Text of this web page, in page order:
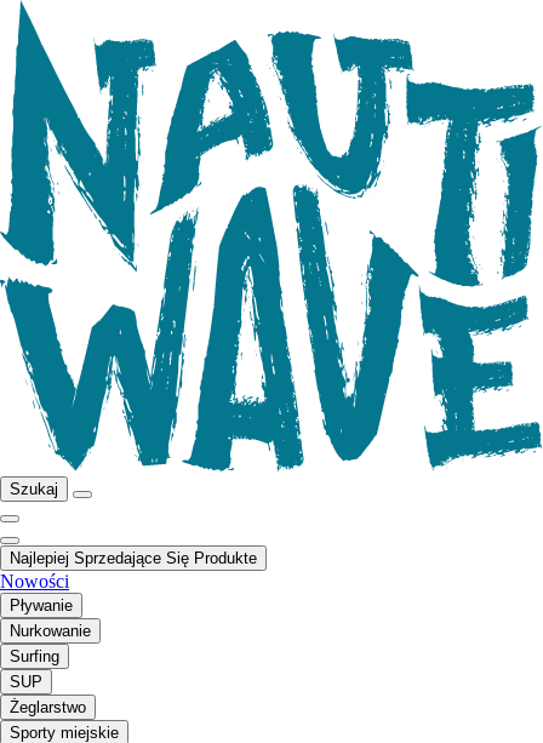
Szukaj
Najlepiej Sprzedające Się Produkte
Nowości
Pływanie
Nurkowanie
Surfing
SUP
Żeglarstwo
Sporty miejskie